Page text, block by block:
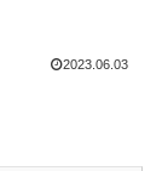
2023.06.03